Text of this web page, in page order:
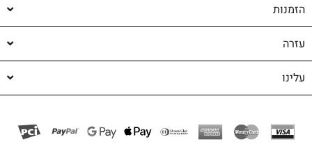
הזמנות
עזרה
עלינו